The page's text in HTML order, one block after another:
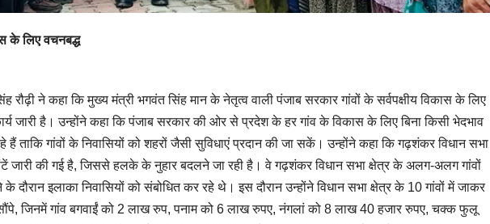
के लिए वचनबद्ध
रौढ़ी ने कहा कि मुख्य मंत्री भगवंत सिंह मान के नेतृत्व वाली पंजाब सरकार गांवों के सर्वपक्षीय विकास के लिए
जारी है। उन्होंने कहा कि पंजाब सरकार की ओर से प्रदेश के हर गांव के विकास के लिए बिना किसी भेदभाव
हैं ताकि गांवों के निवासियों को शहरों जैसी सुविधाएं प्रदान की जा सकें। उन्होंने कहा कि गढ़शंकर विधान सभा
जारी की गई है, जिससे हलके के नुहार बदलने जा रही है। वे गढ़शंकर विधान सभा क्षेत्र के अलग-अलग गांवों
दौरान इलाका निवासियों को संबोधित कर रहे थे। इस दौरान उन्होंने विधान सभा क्षेत्र के 10 गांवों में जाकर
जिनमें गांव बगवाईं को 2 लाख रुप, पनाम को 6 लाख रुपए, नंगलां को 8 लाख 40 हजार रुपए, चक्क फुलू